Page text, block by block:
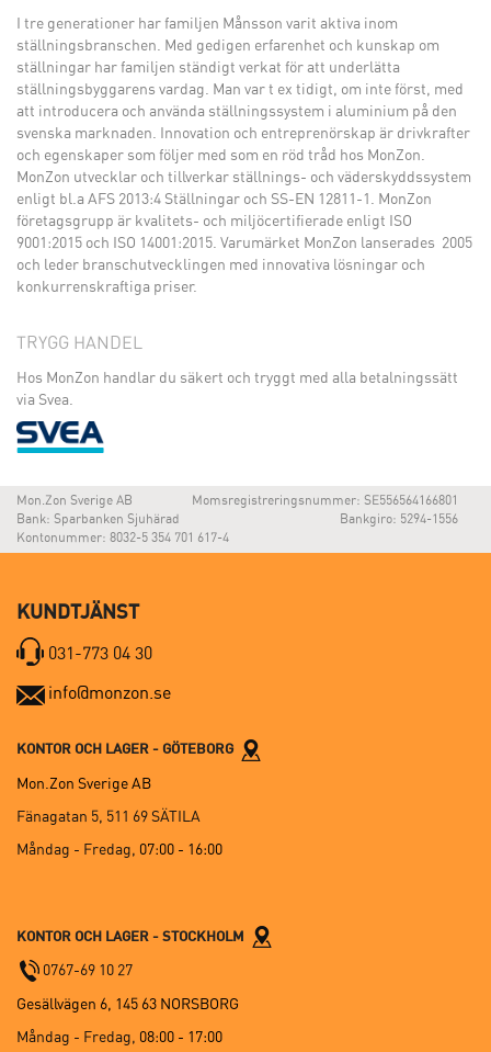
I tre generationer har familjen Månsson varit aktiva inom
ställningsbranschen. Med gedigen erfarenhet och kunskap om
ställningar har familjen ständigt verkat för att underlätta
ställningsbyggarens vardag. Man var t ex tidigt, om inte först, med
att introducera och använda ställningssystem i aluminium på den
svenska marknaden. Innovation och entreprenörskap är drivkrafter
och egenskaper som följer med som en röd tråd hos MonZon.
MonZon utvecklar och tillverkar ställnings- och väderskyddssystem
enligt bl.a AFS 2013:4 Ställningar och SS-EN 12811-1. MonZon
företagsgrupp är kvalitets- och miljöcertifierade enligt ISO
9001:2015 och ISO 14001:2015. Varumärket MonZon lanserades 2005
och leder branschutvecklingen med innovativa lösningar och
konkurrenskraftiga priser.
TRYGG HANDEL
Hos MonZon handlar du säkert och tryggt med alla betalningssätt
via Svea.
Mon.Zon Sverige AB
Momsregistreringsnummer: SE556564166801
Bank: Sparbanken Sjuhärad
Bankgiro: 5294-1556
Kontonummer: 8032-5 354 701 617-4
KUNDTJÄNST
031-773 04 30
info@monzon.se
KONTOR OCH LAGER - GÖTEBORG
Mon.Zon Sverige AB
Fänagatan 5, 511 69 SÄTILA
Måndag - Fredag, 07:00 - 16:00
KONTOR OCH LAGER - STOCKHOLM
0767-69 10 27
Gesällvägen 6, 145 63 NORSBORG
Måndag - Fredag, 08:00 - 17:00